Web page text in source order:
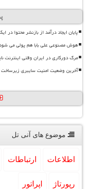
پایان ایجاد درآمد از بازنشر محتوا در
هوش مصنوعی علی بابا هم پولی می
مرگ دورکاری در ایران وقتی اینترنت
آخرین وضعیت امنیت سایبری
موضوع های آنی تل
اطلاعات ارتباطات
رپورتاژ اپراتور